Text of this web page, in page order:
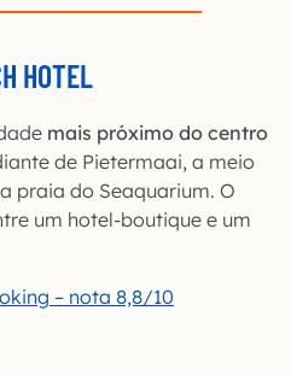
HOTEL
mais próximo do centro
de Pietermaai, a meio
praia do Seaquarium. O
um hotel-boutique e um
– nota 8,8/10